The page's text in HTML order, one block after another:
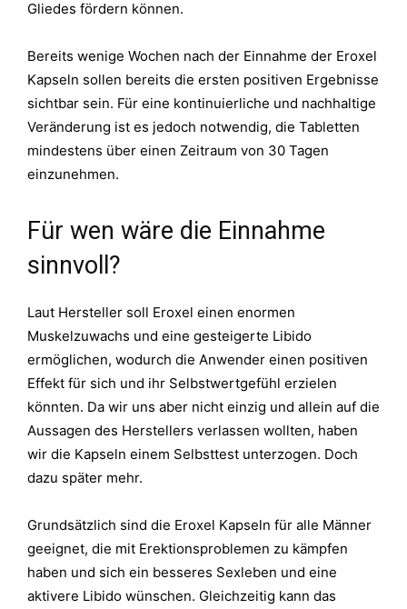
Gliedes fördern können.
Bereits wenige Wochen nach der Einnahme der Eroxel
Kapseln sollen bereits die ersten positiven Ergebnisse
sichtbar sein. Für eine kontinuierliche und nachhaltige
Veränderung ist es jedoch notwendig, die Tabletten
mindestens über einen Zeitraum von 30 Tagen
einzunehmen.
Für wen wäre die Einnahme
sinnvoll?
Laut Hersteller soll Eroxel einen enormen
Muskelzuwachs und eine gesteigerte Libido
ermöglichen, wodurch die Anwender einen positiven
Effekt für sich und ihr Selbstwertgefühl erzielen
könnten. Da wir uns aber nicht einzig und allein auf die
Aussagen des Herstellers verlassen wollten, haben
wir die Kapseln einem Selbsttest unterzogen. Doch
dazu später mehr.
Grundsätzlich sind die Eroxel Kapseln für alle Männer
geeignet, die mit Erektionsproblemen zu kämpfen
haben und sich ein besseres Sexleben und eine
aktivere Libido wünschen. Gleichzeitig kann das